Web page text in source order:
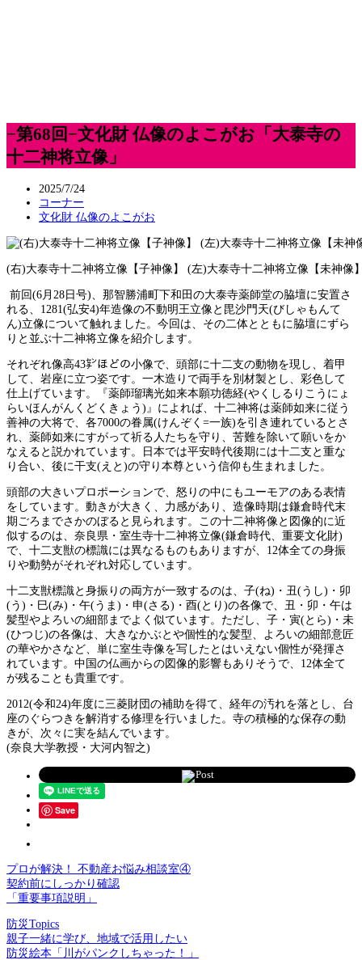
−第68回−文化財 仏像のよこがお「大泰寺の
十二神将立像」
2025/7/24
コーナー
文化財 仏像のよこがお
(右)大泰寺十二神将立像【子神像】 (左)大泰寺十二神将立像【未神像
前回(6月28日号)、那智勝浦町下和田の大泰寺薬師堂の脇壇に安置さ
れる、1281(弘安4)年造像の不動明王立像と毘沙門天(びしゃもんて
ん)立像について触れました。今回は、その二体とともに脇壇にずら
りと並ぶ十二神将立像を紹介します。
それぞれ像高43㌢ほどの小像で、頭部に十二支の動物を現し、着甲
して、岩座に立つ姿です。一木造りで両手を別材製とし、彩色して
仕上げています。『薬師瑠璃光如来本願功徳経(やくしるりこうにょ
らいほんがんくどくきょう)』によれば、十二神将は薬師如来に従う
善神の大将で、各7000の眷属(けんぞく=一族)を引き連れているとさ
れ、薬師如来にすがって祈る人たちを守り、苦難を除いて願いをか
なえると説かれています。日本では平安時代後期には十二支と重な
り合い、後に干支(えと)の守り本尊という信仰も生まれました。
頭部の大きいプロポーションで、怒りの中にもユーモアのある表情
をしています。動きが大きく、力感があり、造像時期は鎌倉時代末
期ごろまでさかのぼると見られます。この十二神将像と図像的に近
似するのは、奈良県・室生寺十二神将立像(鎌倉時代、重要文化財)
で、十二支獣の標識には異なるものもありますが、12体全ての身振
りや動勢がそれぞれ対応しています。
十二支獣標識と身振りの両方が一致するのは、子(ね)・丑(うし)・卯
(う)・巳(み)・午(うま)・申(さる)・酉(とり)の各像で、丑・卯・午は
髪型やよろいの細部までよく似ています。ただし、子・寅(とら)・未
(ひつじ)の各像は、大きなかぶとや個性的な髪型、よろいの細部意匠
の華やかさなど、単に室生寺像を写したとはいえない個性が発揮さ
れています。中国の仏画からの図像的影響もありそうで、12体全て
が残ることも貴重です。
2012(令和24)年度に三菱財団の補助を得て、経年の汚れを落とし、台
座のぐらつきを解消する修理を行いました。寺の積極的な保存の動
きが、次々に実を結んでいます。
(奈良大学教授・大河内智之)
Post
Save
プロが解決！ 不動産お悩み相談室④
契約前にしっかり確認
「重要事項説明」
防災Topics
親子一緒に学び、地域で活用したい
防災絵本「川がパンクしちゃった！」